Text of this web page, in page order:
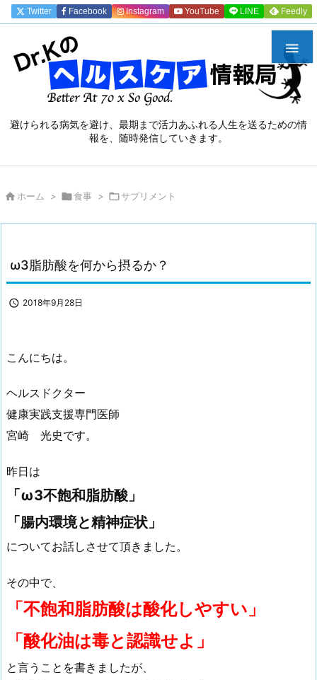
避けられる病気を避け、最期まで活力あふれる人生を送るための情
報を、随時発信していきます。

Twitter Facebook Instagram YouTube LINE Feedly
 ホーム > 食事 > サプリメント
ω3脂肪酸を何から摂るか？
 2018年9月28日
こんにちは。
ヘルスドクター
健康実践支援専門医師
宮崎 光史です。
昨日は
「ω3不飽和脂肪酸」
「腸内環境と精神症状」
についてお話しさせて頂きました。
その中で、
「不飽和脂肪酸は酸化しやすい」
「酸化油は毒と認識せよ」
と言うことを書きましたが、